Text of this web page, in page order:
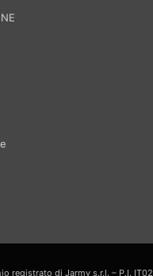
registrato di Jarmy s.r.l. – P.I.